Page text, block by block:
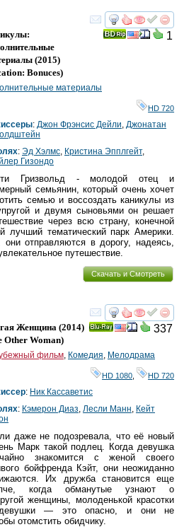
смотреть
1
(2015)
Bonuces)
материалы
HD 720
: Джон Фрэнсис Дейли, Джонатан
: Эд Хэлмс, Кристина Эпплгейт,
Гизондо
Гризвольд - молодой отец и
семьянин, который очень хочет
семью и воссоздать каникулы из
и двумя сыновьями он решает
через всю страну, конечной
лучший тематический парк Америки.
отправляются в дорогу, надеясь,
путешествие.
Скачать и Смотреть
смотреть
337
Женщина (2014)
Other Woman)
фильм, Комедия, Мелодрама
HD 1080 HD 720
: Ник Кассаветис
: Кэмерон Диаз, Лесли Манн, Кейт
даже не подозревала, что её новый
Марк такой подлец. Когда девушка
знакомится с женой своего
бойфренда Кэйт, они неожиданно
Их дружба становится еще
когда обманутые узнают о
женщины, молоденькой красотки
девушки — это опасно, и они не
отомстить обидчику.